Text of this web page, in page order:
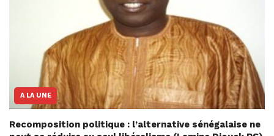
A LA UNE
Recomposition politique : l’alternative sénégalaise ne